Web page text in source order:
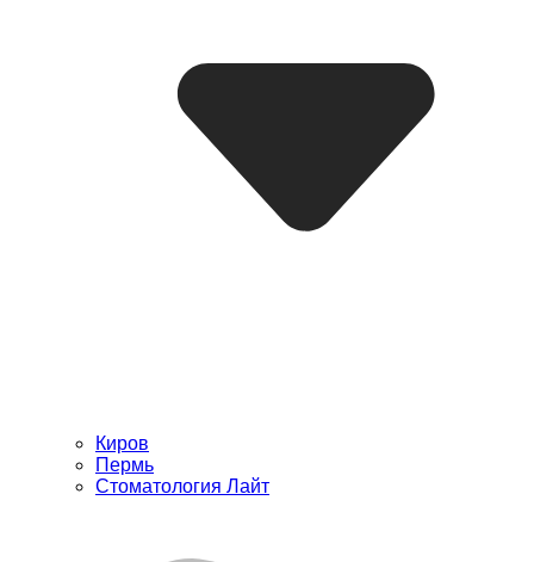
Киров
Пермь
Стоматология Лайт